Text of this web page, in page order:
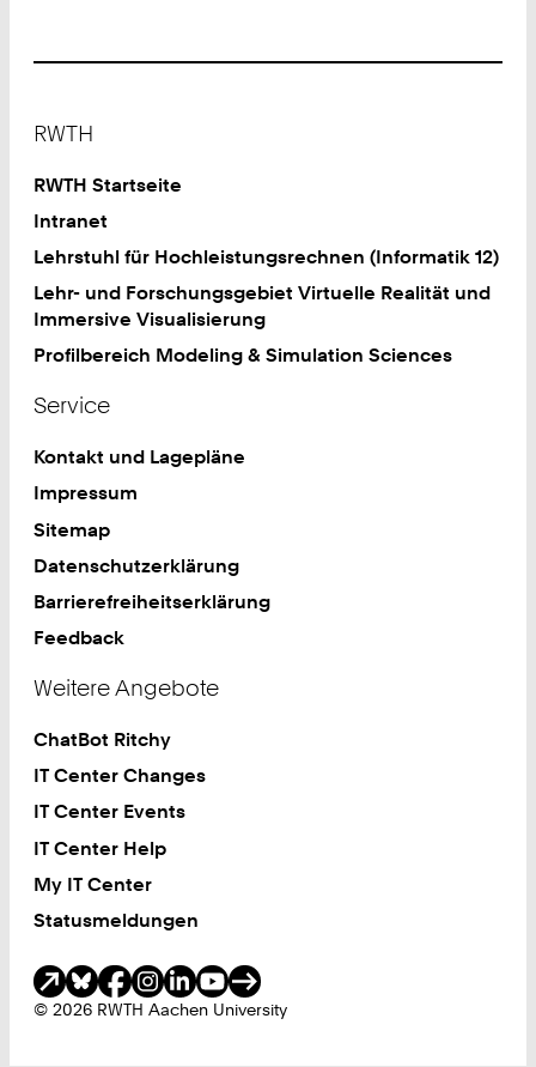
RWTH
RWTH Startseite
Intranet
Lehrstuhl für Hochleistungsrechnen (Informatik 12)
Lehr- und Forschungsgebiet Virtuelle Realität und
Immersive Visualisierung
Profilbereich Modeling & Simulation Sciences
Service
Kontakt und Lagepläne
Impressum
Sitemap
Datenschutzerklärung
Barrierefreiheitserklärung
Feedback
Weitere Angebote
ChatBot Ritchy
IT Center Changes
IT Center Events
IT Center Help
My IT Center
Statusmeldungen
© 2026 RWTH Aachen University
Soziale Medien